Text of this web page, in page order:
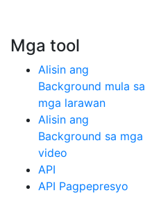
Mga tool
Alisin ang
Background mula sa
mga larawan
Alisin ang
Background sa mga
video
API
API Pagpepresyo